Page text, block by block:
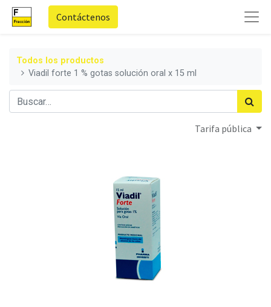
Contáctenos
Todos los productos
Viadil forte 1 % gotas solución oral x 15 ml
Tarifa pública